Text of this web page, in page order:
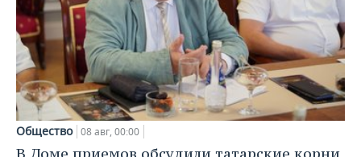
Общество 08 авг, 00:00
В Доме приемов обсудили татарские корни